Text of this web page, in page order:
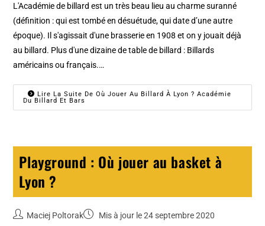
L'Académie de billard est un très beau lieu au charme suranné
(définition : qui est tombé en désuétude, qui date d’une autre
époque). Il s'agissait d'une brasserie en 1908 et on y jouait déjà
au billard. Plus d'une dizaine de table de billard : Billards
américains ou français.…
Lire La Suite De Où Jouer Au Billard À Lyon ? Académie
Du Billard Et Bars
Playground : Où jouer au basket à
Lyon ?
Maciej Poltorak Mis à jour le 24 septembre 2020